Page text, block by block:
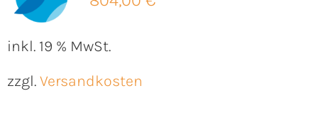
inkl. 19 % MwSt.
zzgl. Versandkosten